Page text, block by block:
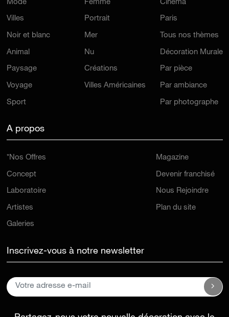
Mode
Villes
Noir et blanc
Animal
Paysage
Voyage
Sport
Femme
Portrait
Mer
Nu
Créations
Villes Américaines
Cinema
Paris
Tous nos thèmes
Décoration Murale
Par pièce
Par ambiance
Par photographe
A propos
*Nos Offres
Concept
Laboratoire
Artistes
Galeries
Magazine
Devenir franchisé
Nous Rejoindre
Plan du site
Inscrivez-vous à notre newsletter